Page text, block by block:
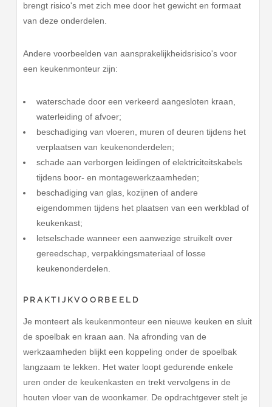
brengt risico's met zich mee door het gewicht en formaat
van deze onderdelen.
Andere voorbeelden van aansprakelijkheidsrisico's voor
een keukenmonteur zijn:
waterschade door een verkeerd aangesloten kraan,
waterleiding of afvoer;
beschadiging van vloeren, muren of deuren tijdens het
verplaatsen van keukenonderdelen;
schade aan verborgen leidingen of elektriciteitskabels
tijdens boor- en montagewerkzaamheden;
beschadiging van glas, kozijnen of andere
eigendommen tijdens het plaatsen van een werkblad of
keukenkast;
letselschade wanneer een aanwezige struikelt over
gereedschap, verpakkingsmateriaal of losse
keukenonderdelen.
PRAKTIJKVOORBEELD
Je monteert als keukenmonteur een nieuwe keuken en sluit
de spoelbak en kraan aan. Na afronding van de
werkzaamheden blijkt een koppeling onder de spoelbak
langzaam te lekken. Het water loopt gedurende enkele
uren onder de keukenkasten en trekt vervolgens in de
houten vloer van de woonkamer. De opdrachtgever stelt je